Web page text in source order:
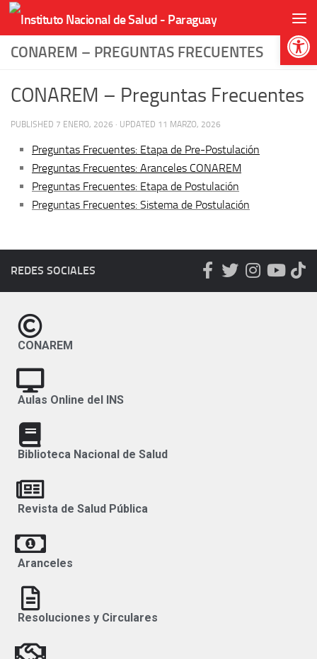
Skip to content
CONAREM – PREGUNTAS FRECUENTES
CONAREM – Preguntas Frecuentes
PUBLISHED 7 ENERO, 2026 · UPDATED 11 MARZO, 2026
Preguntas Frecuentes: Etapa de Pre-Postulación
Preguntas Frecuentes: Aranceles CONAREM
Preguntas Frecuentes: Etapa de Postulación
Preguntas Frecuentes: Sistema de Postulación
REDES SOCIALES
CONAREM
Aulas Online del INS
Biblioteca Nacional de Salud
Revista de Salud Pública
Aranceles
Resoluciones y Circulares